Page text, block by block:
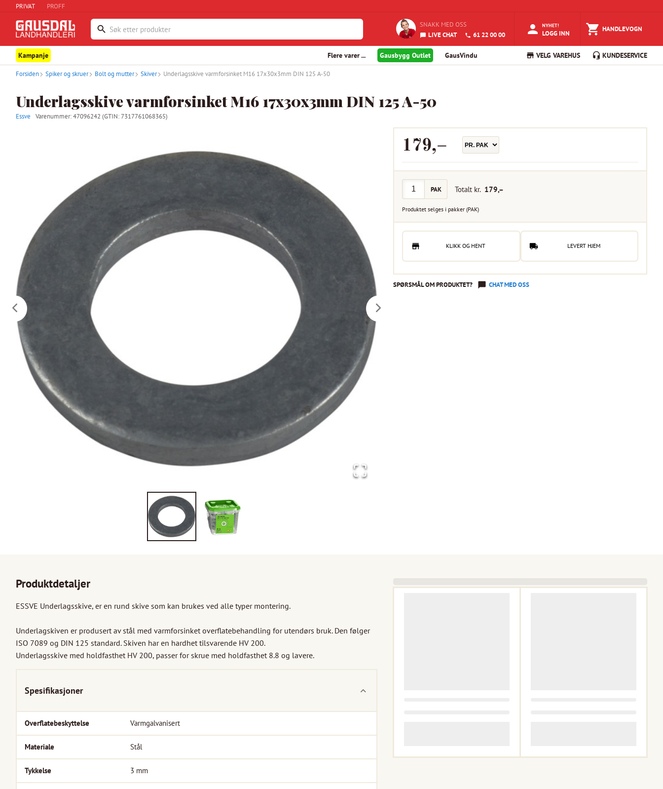
PRIVAT PROFF
SNAKK MED OSS
LIVE CHAT
61 22 00 00
NYHET!
LOGG INN HANDLEVOGN
Kampanje Flere varer ... Gausbygg Outlet GausVindu VELG VAREHUS KUNDESERVICE
Forsiden Spiker og skruer Bolt og mutter Skiver Underlagsskive varmforsinket M16 17x30x3mm DIN 125 A-50
Underlagsskive varmforsinket M16 17x30x3mm DIN 125 A-50
Essve Varenummer:47096242 (GTIN: 7317761068365)
179,–
PAK Totalt kr. 179,–
Produktet selges i pakker (PAK)
KLIKK OG HENT LEVERT HJEM
SPØRSMÅL OM PRODUKTET? CHAT MED OSS
Produktdetaljer
ESSVE Underlagsskive, er en rund skive som kan brukes ved alle typer montering.
Underlagskiven er produsert av stål med varmforsinket overflatebehandling for utendørs bruk. Den følger
ISO 7089 og DIN 125 standard. Skiven har en hardhet tilsvarende HV 200.
Underlagsskive med holdfasthet HV 200, passer for skrue med holdfasthet 8.8 og lavere.
Spesifikasjoner
Overflatebeskyttelse Varmgalvanisert
Materiale Stål
Tykkelse 3 mm